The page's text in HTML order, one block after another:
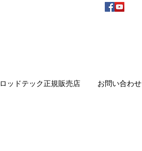
ロッドテック正規販売店 お問い合わせ